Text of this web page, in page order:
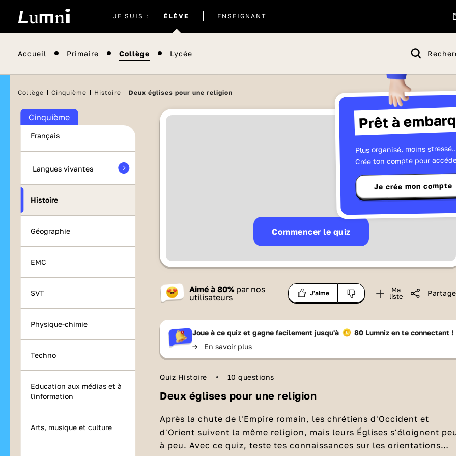
JE SUIS : ÉLÈVE
actuel
ENSEIGNANT
Accueil Primaire Collège Lycée
Prêt à
Plus organisé, moins
Crée ton compte pour
Je crée mon compte
Collège Cinquième Histoire Deux églises pour une religion
Cinquième
Français
Langues vivantes
Histoire
Géographie
EMC
SVT
Physique-chimie
Techno
Education aux médias et à
l'information
Arts, musique et culture
Commencer le quiz
Aimé à80% par nos
utilisateurs
J'aime
Ma
liste
Joue à ce quiz et gagne facilement jusqu'à 80 Lumnizen te connectant !
-> En savoir plus
Quiz Histoire 10 questions
Deux églises pour une religion
Après la chute de l'Empire romain, les chrétiens d'Occident et
d'Orient suivent la même religion, mais leurs Églises s'éloignent
à peu. Avec ce quiz, teste tes connaissances sur les orientations